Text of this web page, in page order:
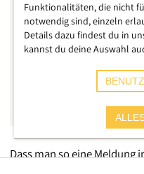
Dass man so eine Meldung
würde, noch dazu aus
Funktionalitäten, die nicht
notwendig sind, einzeln
Details dazu findest du in
kannst du deine Auswahl